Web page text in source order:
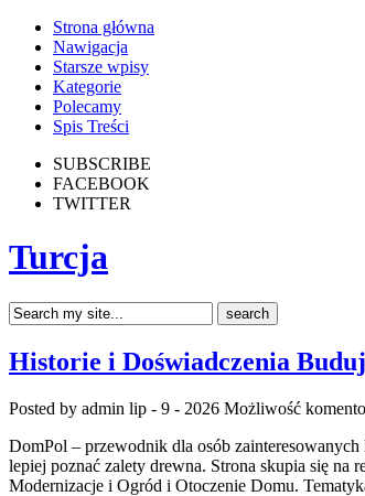
Strona główna
Nawigacja
Starsze wpisy
Kategorie
Polecamy
Spis Treści
SUBSCRIBE
FACEBOOK
TWITTER
Turcja
Historie i Doświadczenia
Posted by admin lip - 9 - 2026 Możliwość
DomPol – przewodnik dla osób
lepiej poznać zalety drewna. Strona skupia się na
Modernizacje i Ogród i Otoczenie Domu.